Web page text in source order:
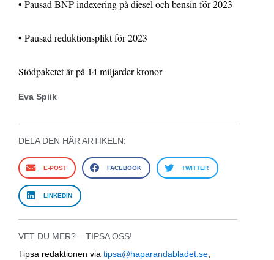
• Pausad BNP-indexering på diesel och bensin för 2023
• Pausad reduktionsplikt för 2023
Stödpaketet är på 14 miljarder kronor
Eva Spiik
DELA DEN HÄR ARTIKELN:
E-POST FACEBOOK TWITTER
LINKEDIN
VET DU MER? – TIPSA OSS!
Tipsa redaktionen via tipsa@haparandabladet.se